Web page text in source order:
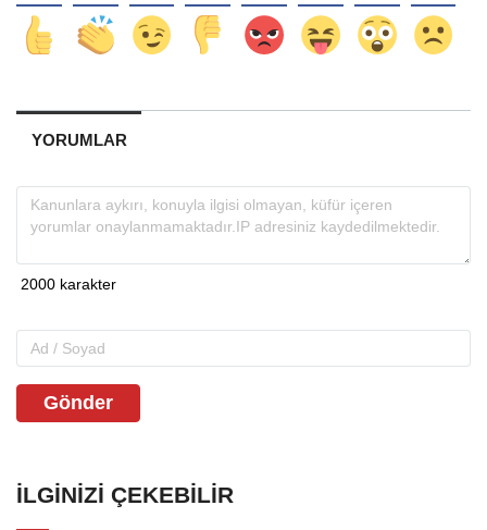
YORUMLAR
Gönder
İLGINIZI ÇEKEBILIR